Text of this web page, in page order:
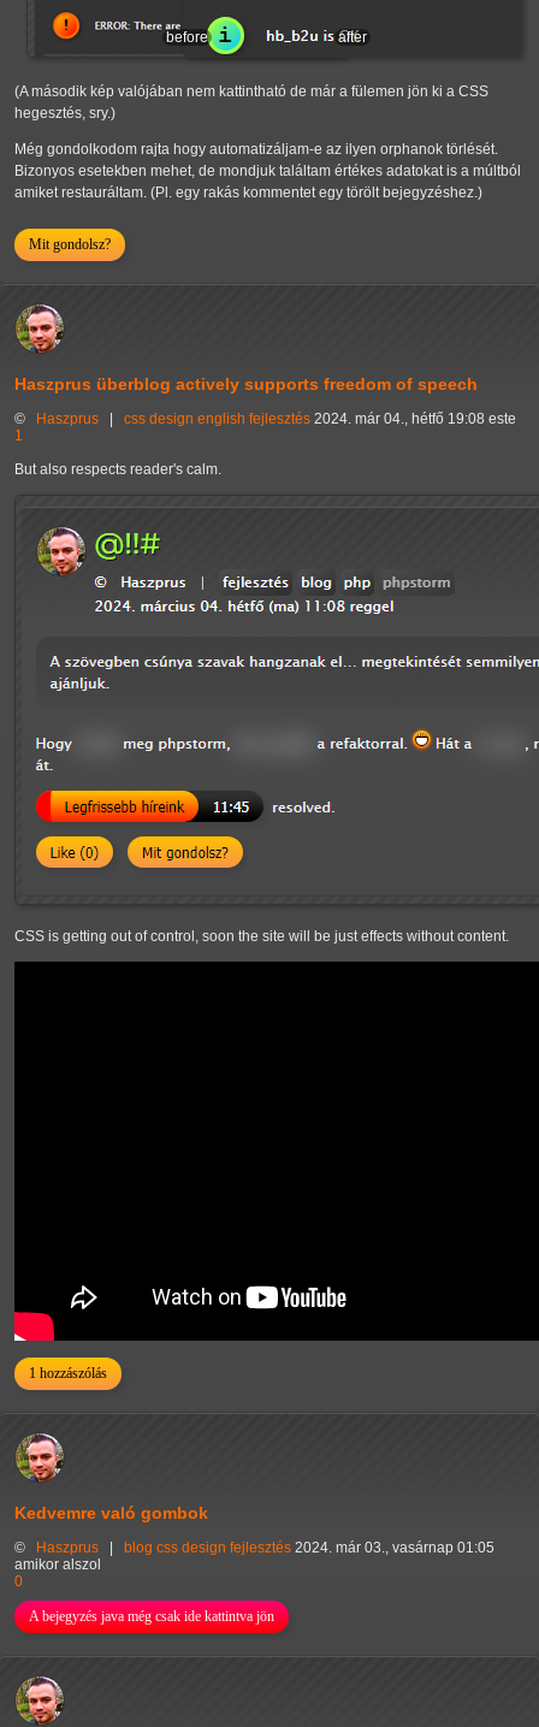
before after
(A második kép valójában nem kattintható de már a fülemen jön ki a CSS
hegesztés, sry.)
Még gondolkodom rajta hogy automatizáljam-e az ilyen orphanok törlését.
Bizonyos esetekben mehet, de mondjuk találtam értékes adatokat is a múltból
amiket restauráltam. (Pl. egy rakás kommentet egy törölt bejegyzéshez.)
Mit gondolsz?
Haszprus überblog actively supports freedom of speech
© Haszprus | css design english fejlesztés 2024. már 04., hétfő 19:08 este
1
But also respects reader's calm.
CSS is getting out of control, soon the site will be just effects without content.
1 hozzászólás
Kedvemre való gombok
© Haszprus | blog css design fejlesztés 2024. már 03., vasárnap 01:05
amikor alszol
0
A bejegyzés java még csak ide kattintva jön